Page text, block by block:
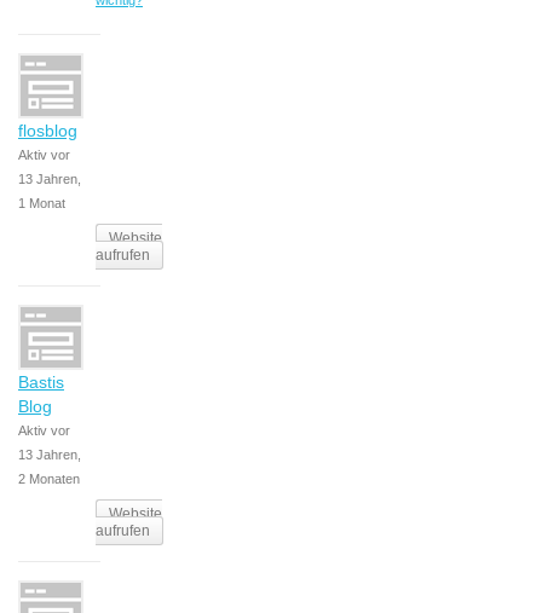
flosblog
Aktiv vor
13 Jahren,
1 Monat
Website
aufrufen
Bastis
Blog
Aktiv vor
13 Jahren,
2 Monaten
Website
aufrufen